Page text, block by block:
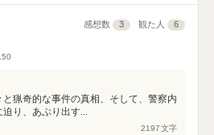
感想数 3 観た人 6
猟奇的な事件の真相、そして、警察内
り、あぶり出す...
2197文字